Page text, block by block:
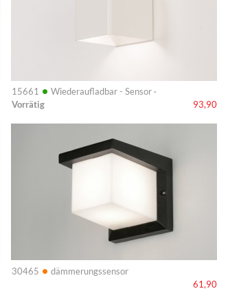
15661 • Wiederaufladbar - Sensor ·
Vorrätig
93,90
30465 • dämmerungssensor
61,90
Info